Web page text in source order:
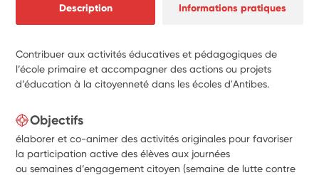
Description Informations pratiques
Contribuer aux activités éducatives et pédagogiques de
l’école primaire et accompagner des actions ou projets
d’éducation à la citoyenneté dans les écoles d'Antibes.
Objectifs
élaborer et co-animer des activités originales pour favoriser
la participation active des élèves aux journées
ou semaines d’engagement citoyen (semaine de lutte contre